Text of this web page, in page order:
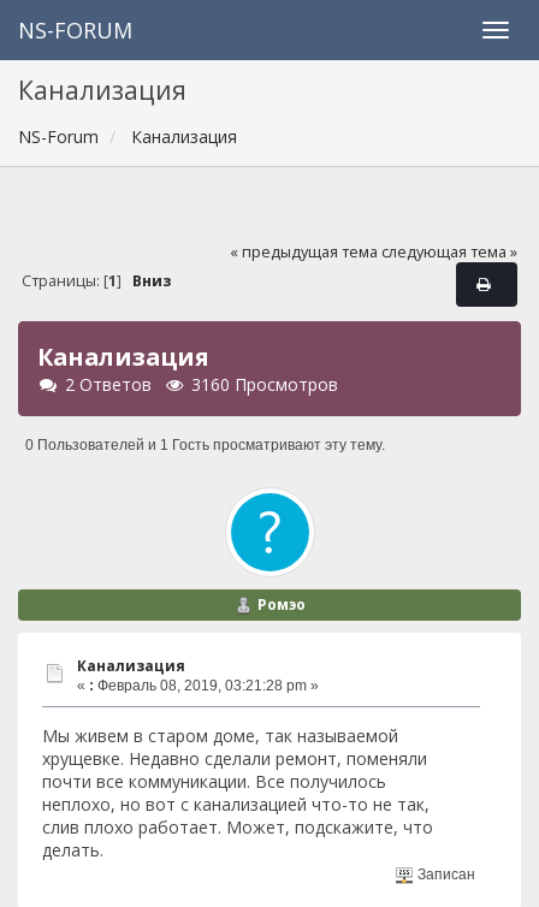
NS-FORUM
Канализация
NS-Forum Канализация
« предыдущая тема следующая тема »
Страницы: [1] Вниз
Канализация
2 Ответов 3160 Просмотров
0 Пользователей и 1 Гость просматривают эту тему.
Ромэо
Канализация
« : Февраль 08, 2019, 03:21:28 pm »
Мы живем в старом доме, так называемой
хрущевке. Недавно сделали ремонт, поменяли
почти все коммуникации. Все получилось
неплохо, но вот с канализацией что-то не так,
слив плохо работает. Может, подскажите, что
делать.
Записан